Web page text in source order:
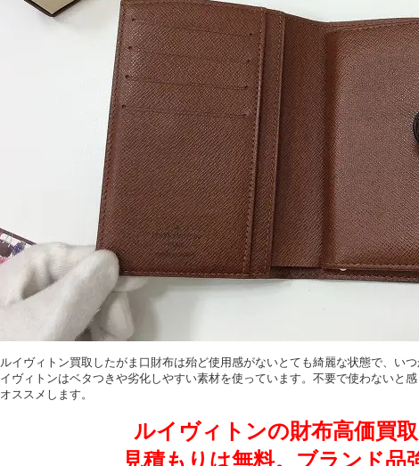
ルイヴィトン買取したがま口財布は殆ど使用感がないとても綺麗な状態で、い
イヴィトンはベタつきや劣化しやすい素材を使っています。不要で使わないと
オススメします。
ルイヴィトンの財布高価買
見積もりは無料。ブランド品